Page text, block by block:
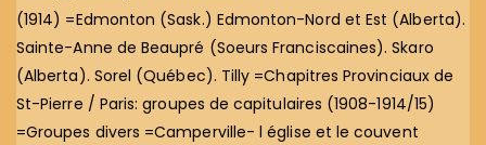
(1914) =Edmonton (Sask.) Edmonton-Nord et Est (Alberta).
Sainte-Anne de Beaupré (Soeurs Franciscaines). Skaro
(Alberta). Sorel (Québec). Tilly =Chapitres Provinciaux de
St-Pierre / Paris: groupes de capitulaires (1908-1914/15)
=Groupes divers =Camperville- l église et le couvent